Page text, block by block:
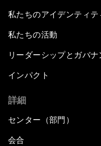
私たちのアイデンティテ
私たちの活動
リーダーシップとガバナ
インパクト
詳細
センター（部門）
会合